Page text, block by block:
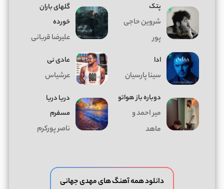
پتک
شروین حاجی
پور
گلهای باران
خورده
علیرضا قربانی
ادا
سینا پارسیان
عادی نی
عرشیاس
دوباره باز هواتو
میر احمد و
ماهد
دریا دریا
مسفرم
ناصر پورکرم
دانلود همه آهنگ های مهدی جهانی